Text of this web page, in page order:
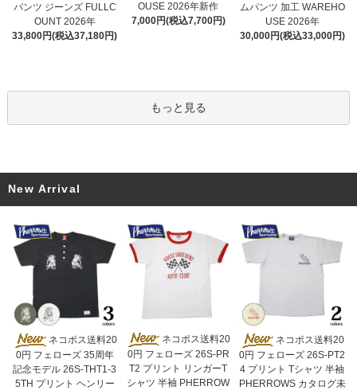
パンツ ジーンズ FULLC
OUNT 2026年
33,800円(税込37,180円)
OUSE 2026年新作
7,000円(税込7,700円)
ムパンツ 加工 WAREHO
USE 2026年
30,000円(税込33,000円)
もっと見る
New Arrival
ネコポス送料20
0円 フェローズ 35周年
記念モデル 26S-THT1-3
5TH プリント ヘンリー
ネコポス送料20
0円 フェローズ 26S-PR
T2 プリント リンガーT
シャツ 半袖 PHERROW
ネコポス送料20
0円 フェローズ 26S-PT2
4 プリント Tシャツ 半袖
PHERROWS カタログ未